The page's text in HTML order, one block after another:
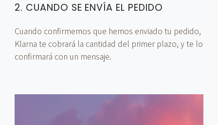
2. CUANDO SE ENVÍA EL PEDIDO
Cuando confirmemos que hemos enviado tu pedido,
Klarna te cobrará la cantidad del primer plazo, y te lo
confirmará con un mensaje.